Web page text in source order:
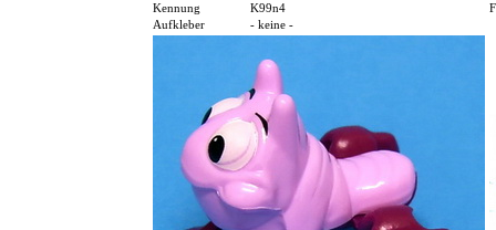
Kennung
K99n4
Aufkleber
- keine -